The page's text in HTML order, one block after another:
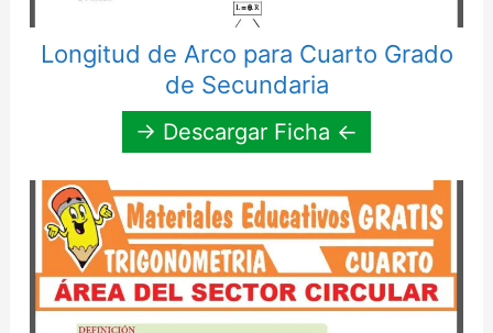
Longitud de Arco para Cuarto Grado
de Secundaria
→ Descargar Ficha ←